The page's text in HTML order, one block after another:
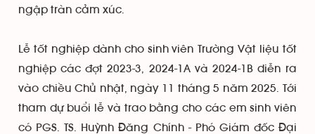
ngập tràn cảm xúc.
Lễ tốt nghiệp dành cho sinh viên Trường Vật liệu tốt
nghiệp các đợt 2023-3, 2024-1A và 2024-1B diễn ra
vào chiều Chủ nhật, ngày 11 tháng 5 năm 2025. Tới
tham dự buổi lễ và trao bằng cho các em sinh viên
có PGS. TS. Huỳnh Đăng Chính - Phó Giám đốc Đại